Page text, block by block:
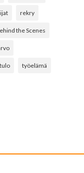
rekry
the Scenes
työelämä